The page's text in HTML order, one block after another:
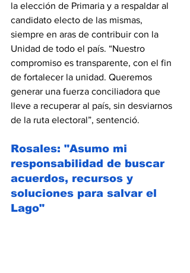
la elección de Primaria y a respaldar al
candidato electo de las mismas,
siempre en aras de contribuir con la
Unidad de todo el país. “Nuestro
compromiso es transparente, con el fin
de fortalecer la unidad. Queremos
generar una fuerza conciliadora que
lleve a recuperar al país, sin desviarnos
de la ruta electoral”, sentenció.
Rosales: "Asumo mi
responsabilidad de buscar
acuerdos, recursos y
soluciones para salvar el
Lago"